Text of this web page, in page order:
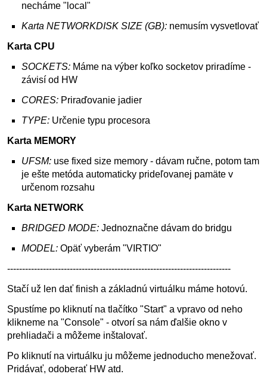
necháme "local"
Karta NETWORKDISK SIZE (GB): nemusím vysvetlovať
Karta CPU
SOCKETS: Máme na výber koľko socketov priradíme -
závisí od HW
CORES: Priraďovanie jadier
TYPE: Určenie typu procesora
Karta MEMORY
UFSM: use fixed size memory - dávam ručne, potom tam
je ešte metóda automaticky prideľovanej pamäte v
určenom rozsahu
Karta NETWORK
BRIDGED MODE: Jednoznačne dávam do bridgu
MODEL: Opäť vyberám "VIRTIO"
---------------------------------------------------------------------------
Stačí už len dať finish a základnú virtuálku máme hotovú.
Spustíme po kliknutí na tlačítko "Start" a vpravo od neho
klikneme na "Console" - otvorí sa nám ďalšie okno v
prehliadači a môžeme inštalovať.
Po kliknutí na virtuálku ju môžeme jednoducho menežovať.
Pridávať, odoberať HW atd.